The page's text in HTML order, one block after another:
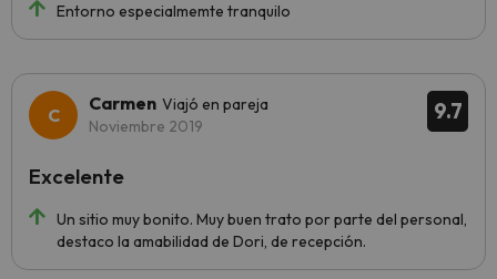
Entorno especialmemte tranquilo
9.7
Carmen Viajó en pareja
Noviembre 2019
Un sitio muy bonito. Muy buen trato por parte del personal,
destaco la amabilidad de Dori, de recepción.
Excelente